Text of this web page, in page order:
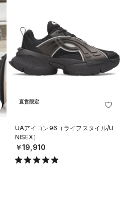
直営限定
UAアイコン96（ライフスタイル/U
NISEX）
￥19,910